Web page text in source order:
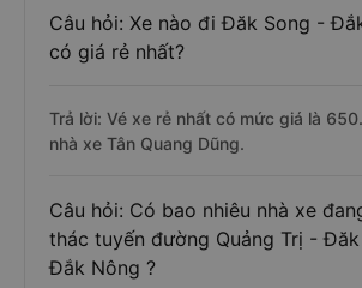
Câu hỏi: Xe nào đi Đăk Song -
có giá rẻ nhất?
Trả lời: Vé xe rẻ nhất có mức giá là
nhà xe Tân Quang Dũng.
Câu hỏi: Có bao nhiêu nhà xe
thác tuyến đường Quảng Trị -
Đắk Nông ?